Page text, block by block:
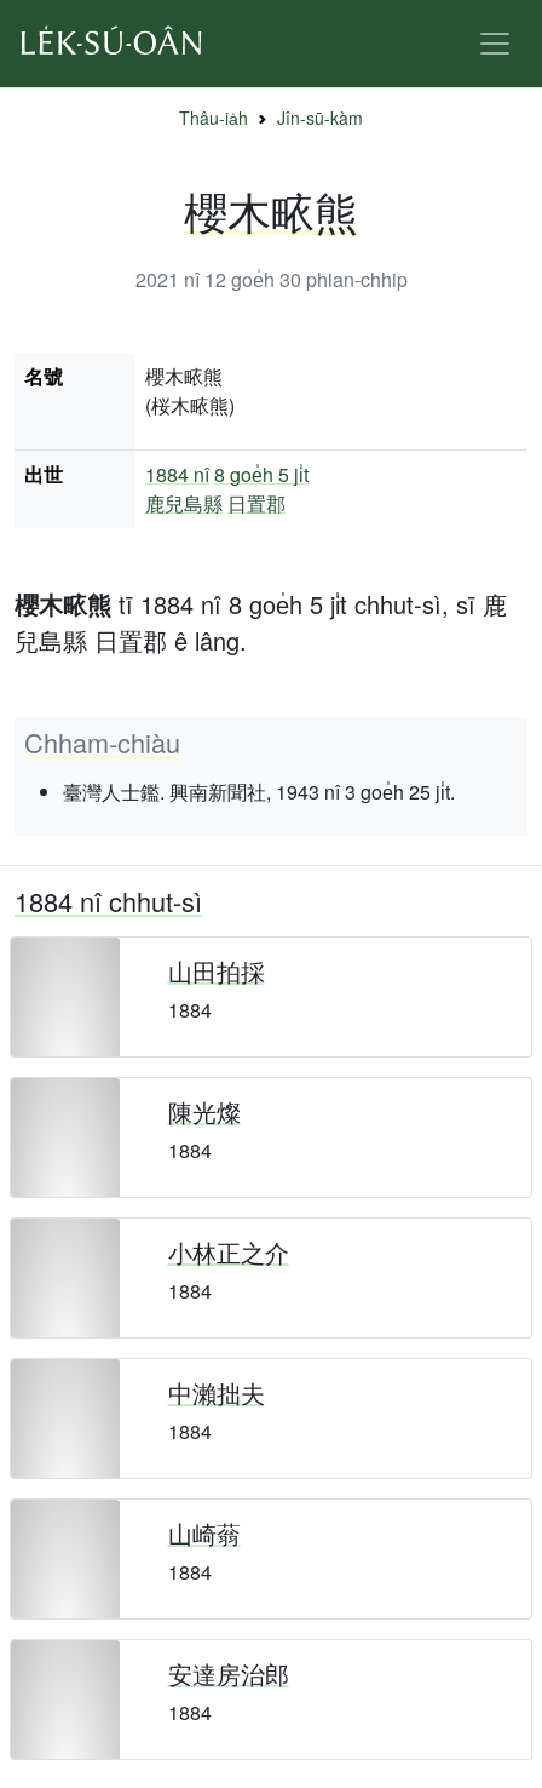
Thâu-ia̍h Jîn-sū-kàm
櫻木畩熊
2021 nî 12 goe̍h 30 phian-chhip
櫻木畩熊 tī 1884 nî 8 goe̍h 5 ji̍t chhut-sì, sī 鹿
兒島縣 日置郡 ê lâng.
Chham-chiàu
臺灣人士鑑. 興南新聞社, 1943 nî 3 goe̍h 25 ji̍t.
名號
櫻木畩熊
(桜木畩熊)
出世 1884 nî8 goe̍h 5 ji̍t
鹿兒島縣 日置郡
1884 nî chhut-sì
山田拍採
1884
陳光燦
1884
小林正之介
1884
中瀨拙夫
1884
山崎蓊
1884
安達房治郎
1884